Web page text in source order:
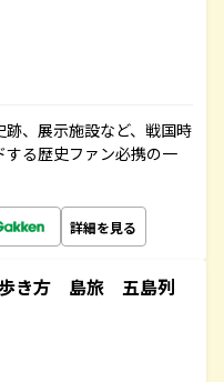
、展示施設など、戦国時
る歴史ファン必携の一
詳細を見る
き方 島旅 五島列